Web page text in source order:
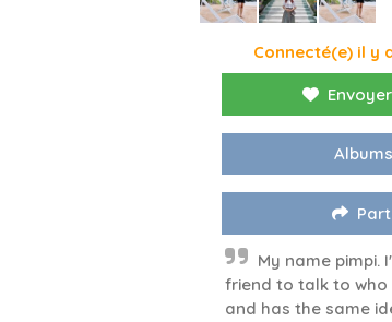
Connecté(e) il y
Albums
My name pimpi.
friend to talk to
and has the same